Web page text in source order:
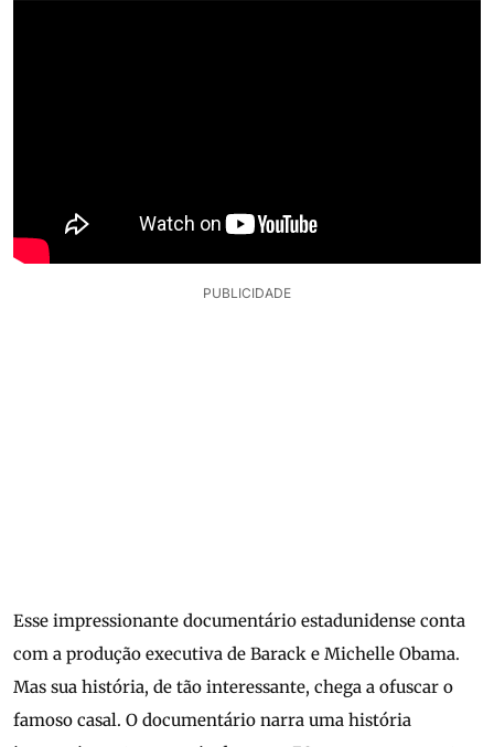
PUBLICIDADE
Esse impressionante documentário estadunidense conta
com a produção executiva de Barack e Michelle Obama.
Mas sua história, de tão interessante, chega a ofuscar o
famoso casal. O documentário narra uma história